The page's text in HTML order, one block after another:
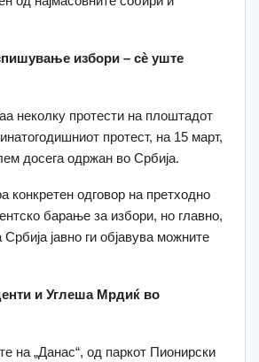
избори – сè уште
неколку протести на плоштадот
протест, на 15 март,
досега одржан во Србија.
конкретен одговор на претходно
барање за избори, но главно,
јавно ги објавува можните
и Углеша Мрдиќ во
на „Данас“, од паркот Пионирски